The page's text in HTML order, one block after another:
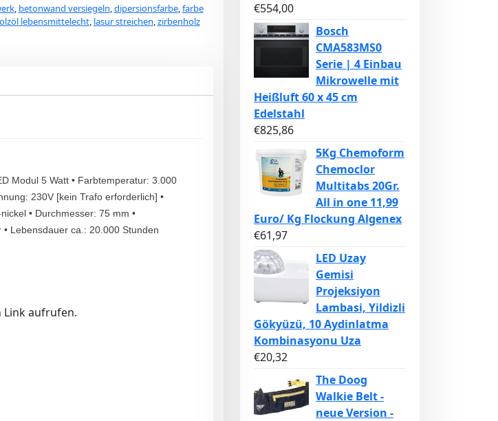
, betonwand versiegeln,dipersionsfarbe,farbe
lebensmittelecht, lasur streichen,zirbenholz
Modul 5 Watt • Farbtemperatur: 3.000
230V [kein Trafo erforderlich] •
• Durchmesser: 75 mm •
Lebensdauer ca.: 20.000 Stunden
Link aufrufen.
€554,00
Bosch
CMA583MS0
Serie | 4 Einbau
Mikrowelle mit
Heißluft 60 x 45 cm
Edelstahl
€825,86
5Kg Chemoform
Chemoclor
Multitabs 20Gr.
All in one 11,99
Euro/ Kg Flockung Algenex
€61,97
LED Uzay
Gemisi
Projeksiyon
Lambasi, Yildizli
Gökyüzü, 10 Aydinlatma
Kombinasyonu Uza
€20,32
The Doog
Walkie Belt -
neue Version -